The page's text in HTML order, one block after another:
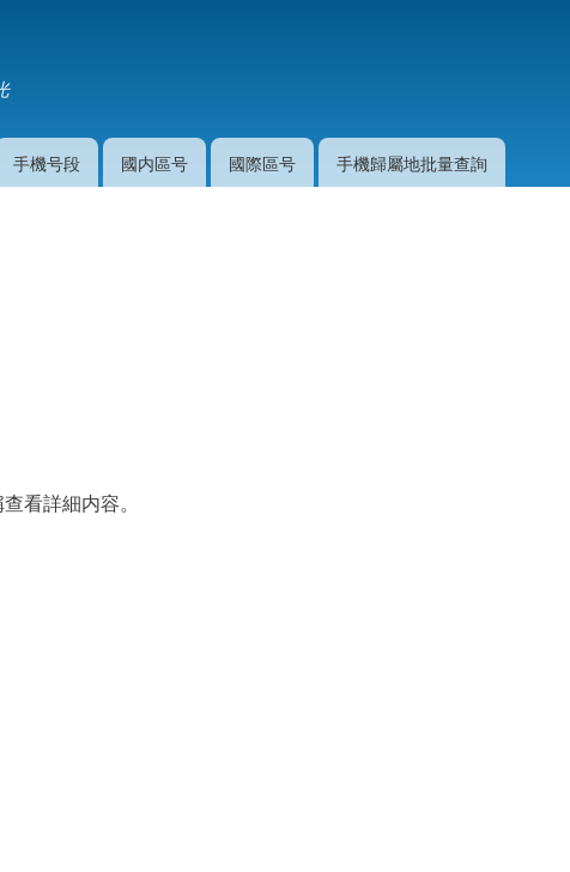
容
手機号段 國内區号 國際區号 手機歸屬地批量查詢
看詳細内容。